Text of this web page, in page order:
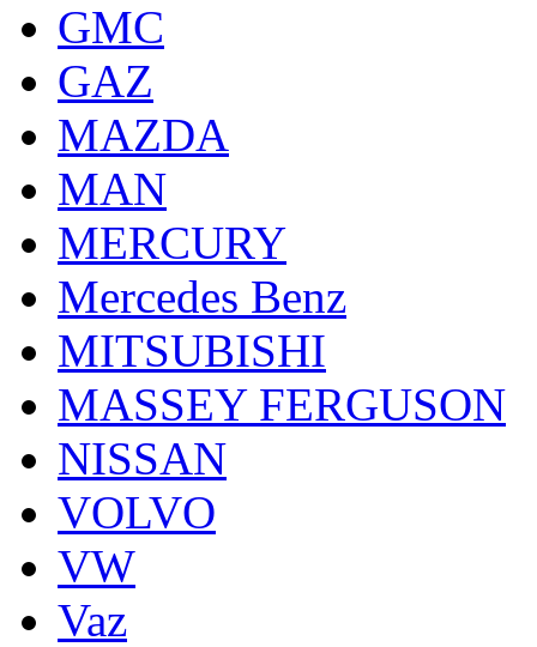
GMC
GAZ
MAZDA
MAN
MERCURY
Mercedes Benz
MITSUBISHI
MASSEY FERGUSON
NISSAN
VOLVO
VW
Vaz